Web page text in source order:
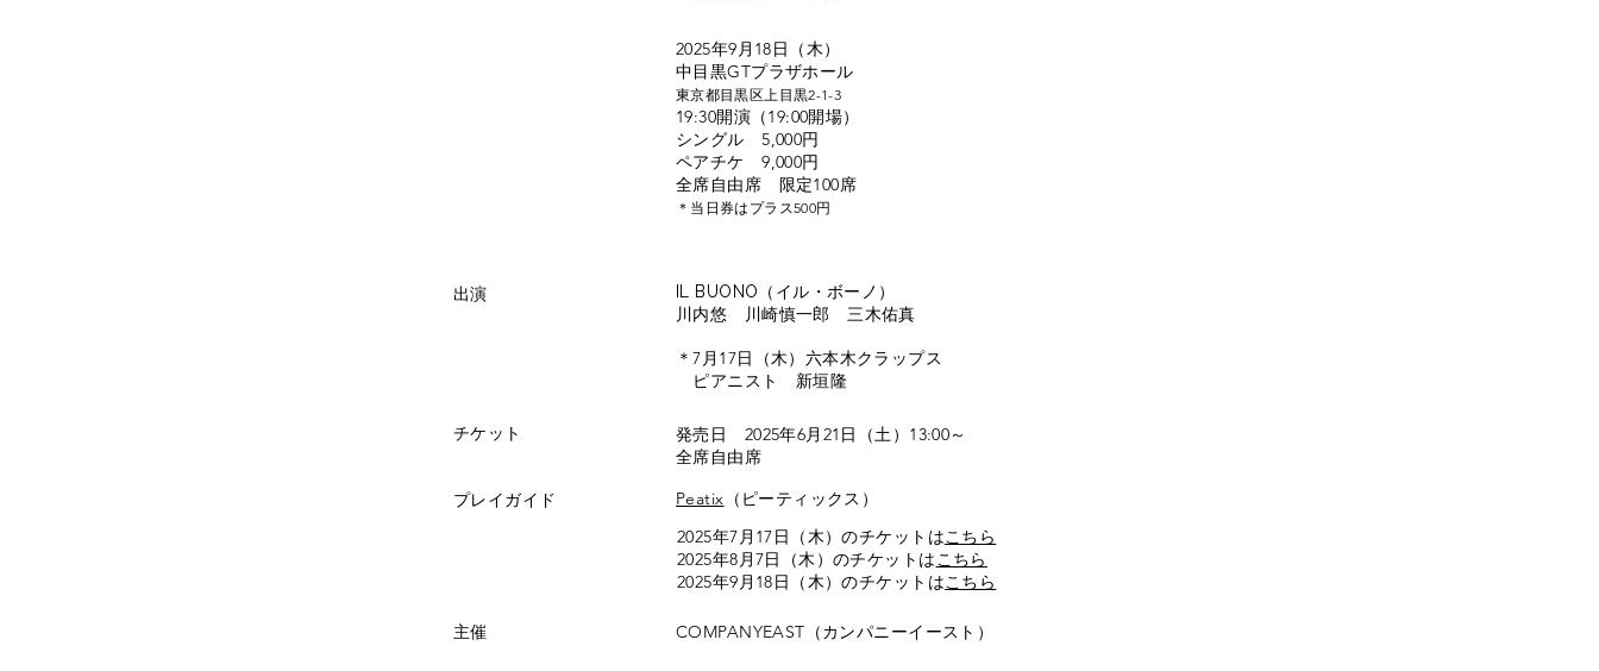
2025年9月18日（木）
中目黒GTプラザホール
東京都目黒区上目黒2-1-3
19:30開演（19:00開場）
シングル 5,000円
ペアチケ 9,000円
全席自由席 限定100席
＊当日券はプラス500円
​出演 IL BUONO
（イル・ボーノ）
​川内悠 川崎慎一郎 三木佑真
＊7月17日（木）六本木クラップス
​ ピアニスト 新垣隆
バラード
チケット
プレイガイド
発売日 2025年6月21日（土）13:00～
​全席自由席
​Peatix （ピーティックス）
2025年7月17日（木）のチケットはこちら
2025年8月7日（木）のチケットはこちら
2025年9月18日（木）のチケットはこちら
​主催 ​COMPANYEAST（カンパニーイースト）